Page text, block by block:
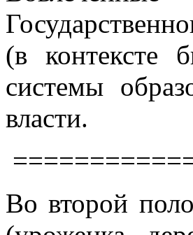
(в контексте
системы
власти.
Во второй